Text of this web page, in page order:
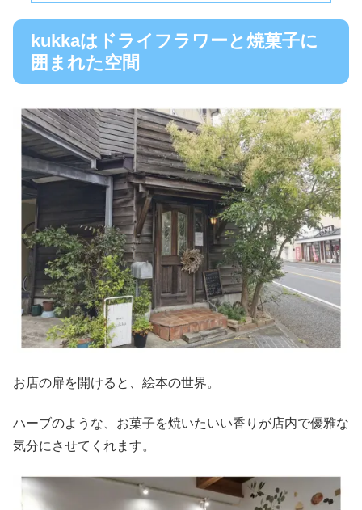
kukkaはドライフラワーと焼菓子に
囲まれた空間
お店の扉を開けると、絵本の世界。
ハーブのような、お菓子を焼いたいい香りが店内で優雅な
気分にさせてくれます。